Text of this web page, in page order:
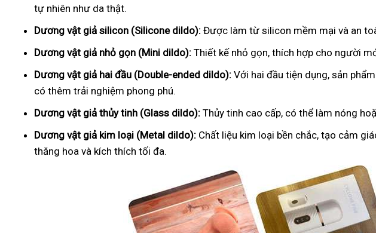
tự nhiên như da thật.
Dương vật giả silicon (Silicone dildo): Được làm từ silicon mềm mại và an
Dương vật giả nhỏ gọn (Mini dildo): Thiết kế nhỏ gọn, thích hợp cho người
Dương vật giả hai đầu (Double-ended dildo): Với hai đầu tiện dụng, sản
có thêm trải nghiệm phong phú.
Dương vật giả thủy tinh (Glass dildo): Thủy tinh cao cấp, có thể làm nóng
Dương vật giả kim loại (Metal dildo): Chất liệu kim loại bền chắc, tạo cảm
thăng hoa và kích thích tối đa.